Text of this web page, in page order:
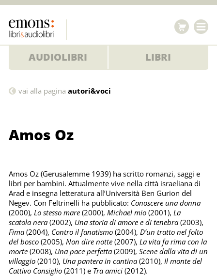
AUDIOLIBRI LIBRI
Amos
vai alla pagina autori&voci
Amos Oz
Amos Oz (Gerusalemme 1939) ha scritto romanzi, saggi e
libri per bambini. Attualmente vive nella città israeliana di
Arad e insegna letteratura all’Università Ben Gurion del
Negev. Con Feltrinelli ha pubblicato: Conoscere una donna
(2000), Lo stesso mare(2000), Michael mio(2001), La
scatola nera(2002), Una storia di amore e di tenebra(2003),
Fima(2004), Contro il fanatismo(2004), D’un tratto nel folto
del bosco(2005), Non dire notte(2007), La vita fa rima con la
morte(2008), Una pace perfetta(2009), Scene dalla vita di un
villaggio(2010), Una pantera in cantina(2010), Il monte del
Cattivo Consiglio(2011) e Tra amici(2012).